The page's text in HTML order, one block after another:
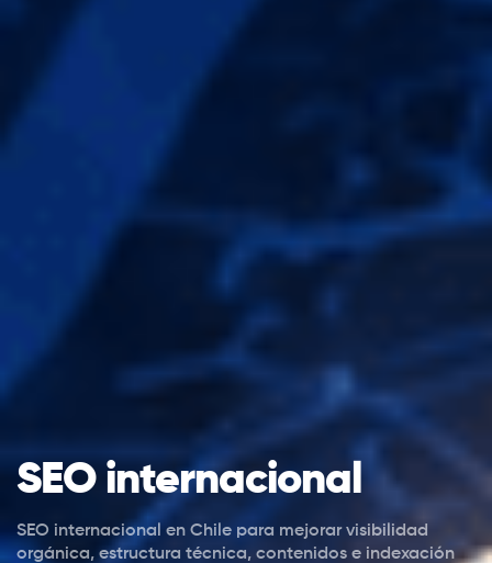
SEO internacional
SEO internacional en Chile para mejorar visibilidad
orgánica, estructura técnica, contenidos e indexación